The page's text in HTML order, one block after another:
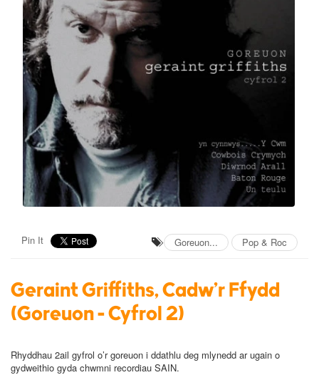
Pin It Goreuon... Pop & Roc
Geraint Griffiths, Cadw'r Ffydd
(Goreuon - Cyfrol 2)
Rhyddhau 2ail gyfrol o’r goreuon i ddathlu deg mlynedd ar ugain o
gydweithio gyda chwmni recordiau SAIN.